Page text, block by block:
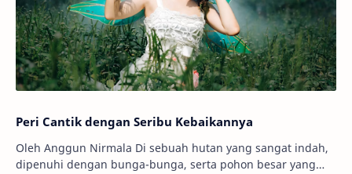
Peri Cantik dengan Seribu Kebaikannya
Oleh Anggun Nirmala Di sebuah hutan yang sangat indah,
dipenuhi dengan bunga-bunga, serta pohon besar yang